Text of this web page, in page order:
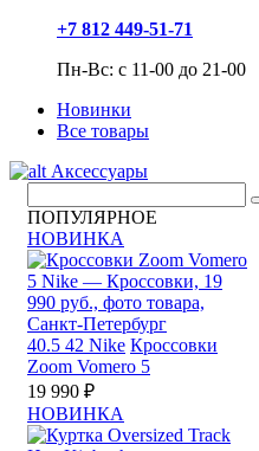
+7 812 449-51-71
Пн-Вс: с 11-00 до 21-00
Новинки
Все товары
Аксессуары
ПОПУЛЯРНОЕ
НОВИНКА
40.5 42 Nike Кроссовки
Zoom Vomero 5
19 990 ₽
НОВИНКА